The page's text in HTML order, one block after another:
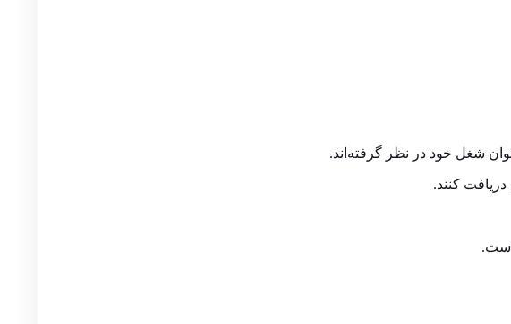
شغل خود در نظر گرفته‌اند.
دریافت کنند.